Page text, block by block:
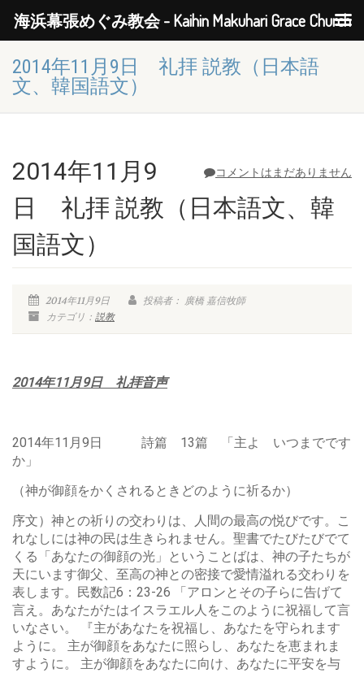
2014年11月9日 礼拝 説教（日本語
文、韓国語文）
コメントはまだありません
2014年11月9
日 礼拝 説教（日本語文、韓
国語文）
2014年11月9日
投稿者： 廣橋 嘉信牧師
カテゴリ： 説教
2014年11月9日 礼拝音声
2014年11月9日 詩篇 13篇 「主よ いつまでです
か」
（神が御顔をかくされるときどのように祈るか）
序文）神との祈りの交わりは、人間の最高の悦びです。こ
れなしには神の民は生きられません。聖書でたびたびでて
くる「あなたの御顔の光」ということばは、神の子たちが
天にいます御父、至高の神との密接で愛情溢れる交わりを
表します。民数記6：23-26 「アロンとその子らに告げて
言え。あなたがたはイスラエル人をこのように祝福して言
いなさい。 『主があなたを祝福し、あなたを守られます
ように。 主が御顔をあなたに照らし、あなたを恵まれま
すように。 主が御顔をあなたに向け、あなたに平安を与
海浜幕張めぐみ教会 - Kaihin Makuhari Grace Church